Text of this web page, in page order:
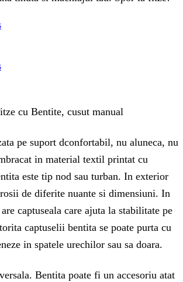
cu Bentite, cusut manual
pe suport dconfortabil, nu aluneca, nu
in material textil printat cu
este tip nod sau turban. In exterior
de diferite nuante si dimensiuni. In
captuseala care ajuta la stabilitate pe
captuselii bentita se poate purta cu
in spatele urechilor sau sa doara.
Bentita poate fi un accesoriu atat